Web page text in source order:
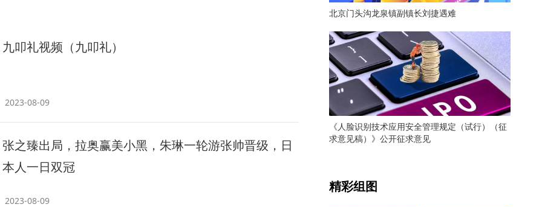
九叩礼视频（九叩礼）
2023-08-09
张之臻出局，拉奥赢美小黑，朱琳一轮游张帅晋级，日
本人一日双冠
2023-08-09
北京门头沟龙泉镇副镇长刘捷遇难
《人脸识别技术应用安全管理规定（试行）（征
求意见稿）》公开征求意见
精彩组图